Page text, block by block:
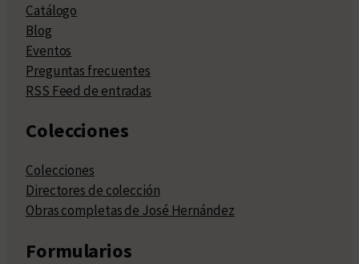
Catálogo
Blog
Eventos
Preguntas frecuentes
RSS Feed de entradas
Colecciones
Colecciones
Directores de colección
Obras completas de José Hernández
Formularios